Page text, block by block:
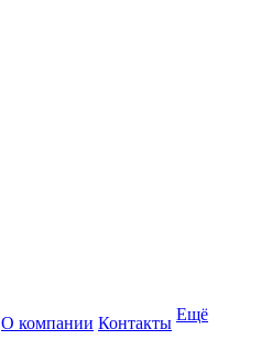
О компании Контакты Ещё